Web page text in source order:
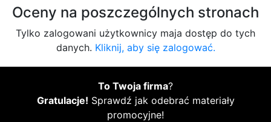
Oceny na poszczególnych stronach
Tylko zalogowani użytkownicy maja dostęp do tych
danych. Kliknij, aby się zalogować.
To Twoja firma?
Gratulacje! Sprawdź jak odebrać materiały
promocyjne!